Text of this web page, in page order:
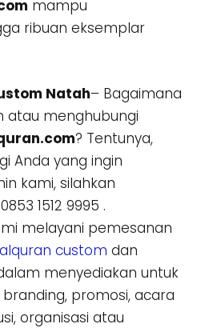
mampu
ribuan eksemplar
Natah– Bagaimana
atau menghubungi
? Tentunya,
Anda yang ingin
kami, silahkan
1512 9995 .
melayani pemesanan
alquran custom dan
menyediakan untuk
promosi, acara
organisasi atau